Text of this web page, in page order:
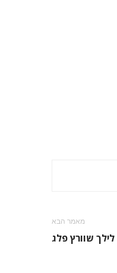
מאמר הבא
שוורץ פלג